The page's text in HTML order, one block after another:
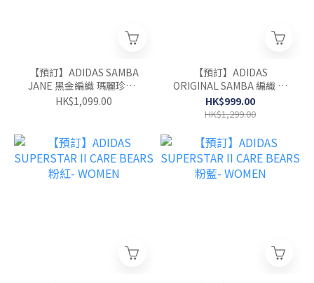
【預訂】ADIDAS SAMBA
JANE 黑金編織 瑪麗珍鞋-
WOMEN
HK$1,099.00
【預訂】ADIDAS
ORIGINAL SAMBA 編織 奶
油棕-WOMEN
HK$999.00
HK$1,299.00